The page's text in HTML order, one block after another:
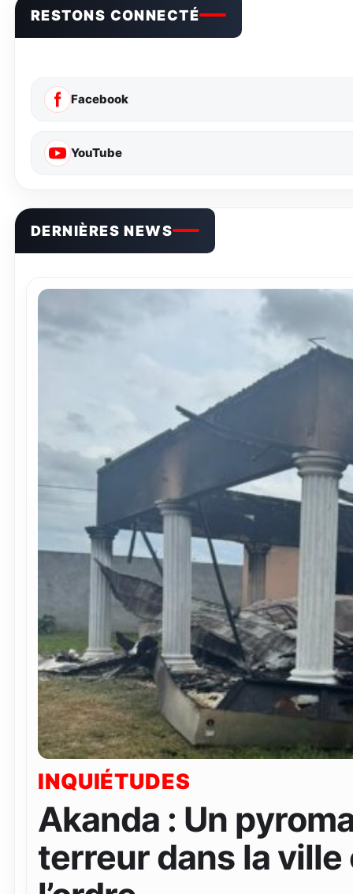
RESTONS CONNECTÉ
Facebook
YouTube
DERNIÈRES NEWS
INQUIÉTUDES
Akanda : Un
terreur dans la